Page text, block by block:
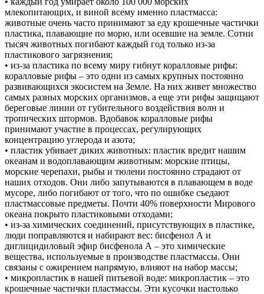
млекопитающих, и виной всему именно пластмасса:
животные очень часто принимают за еду крошечные частички
пластика, плавающие по морю, или осевшие на земле. Сотни
тысяч животных погибают каждый год только из-за
пластикового загрязнения;
• из-за пластика по всему миру гибнут коралловые рифы:
коралловые рифы – это одни из самых крупных постоянно
развивающихся экосистем на Земле. На них живет множество
самых разных морских организмов, а еще эти рифы защищают
береговые линии от губительного воздействия волн и
тропических штормов. Вдобавок коралловые рифы
принимают участие в процессах, регулирующих
концентрацию углерода и азота;
• пластик убивает диких животных: пластик вредит нашим
океанам и водоплавающим животным: морские птицы,
морские черепахи, рыбы и тюлени постоянно страдают от
наших отходов. Они либо запутываются в плавающем в воде
мусоре, либо погибают от того, что по ошибке съедают
пластмассовые предметы. Почти 40% поверхности Мирового
океана покрыто пластиковыми отходами;
• из-за химических соединений, присутствующих в пластике,
люди поправляются и набирают вес: бисфенол А и
диглицидиловый эфир бисфенола А – это химические
вещества, используемые в производстве пластмассы. Они
связаны с ожирением напрямую, влияют на набор массы;
• микропластик в нашей питьевой воде: микропластик – это
крошечные частички пластмассы. Эти кусочки настолько